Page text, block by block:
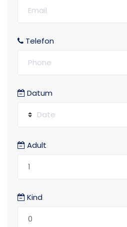
Telefon
Datum
Adult
Kind